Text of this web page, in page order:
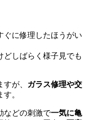
ぐに修理したほうがい
どしばらく様子見でも
が、
ガラス修理や交
す。
などの刺激で一気に亀